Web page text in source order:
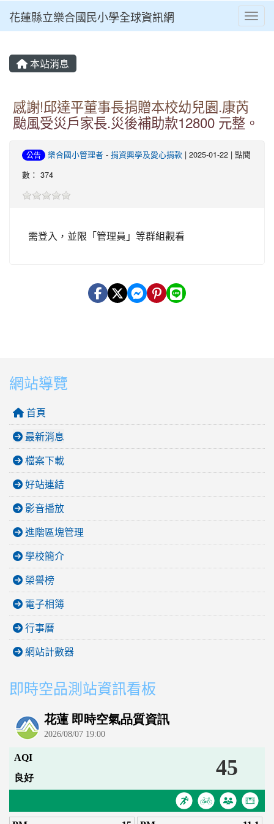
⏸
花蓮縣立樂合國民小學全球資訊網
本站消息
感謝!邱達平董事長捐贈本校幼兒園.康芮
颱風受災戶家長.災後補助款12800 元整。
公告 樂合國小管理者 - 捐資興學及愛心捐款 | 2025-01-22 | 點閱
數： 374
需登入，並限「管理員」等群組觀看
網站導覽
首頁
最新消息
檔案下載
好站連結
影音播放
進階區塊管理
學校簡介
榮譽榜
電子相簿
行事曆
網站計數器
即時空品測站資訊看板